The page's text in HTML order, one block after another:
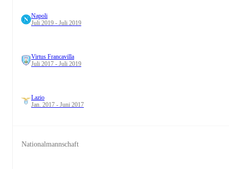
Napoli
Juli 2019 - Juli 2019
Virtus Francavilla
Juli 2017 - Juli 2019
Lazio
Jan. 2017 - Juni 2017
Nationalmannschaft